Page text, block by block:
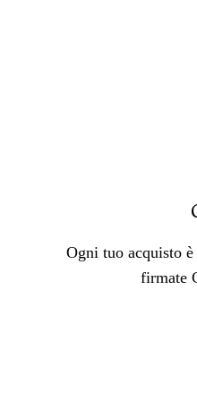
Ogni tuo acquisto
firmate